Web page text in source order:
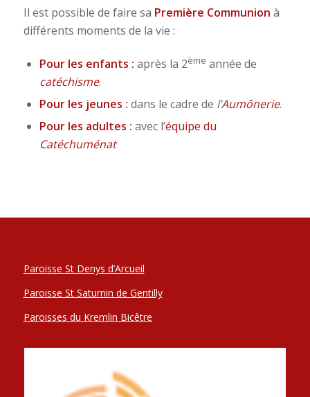
Il est possible de faire sa Première Communion à
différents moments de la vie :
Pour les enfants : après la 2ème année de
catéchisme.
Pour les jeunes : dans le cadre de l’Aumônerie.
Pour les adultes : avec l’équipe du
Catéchuménat
Paroisse St Denys d’Arcueil
Paroisse St Saturnin de Gentilly
Paroisses du Kremlin Bicêtre